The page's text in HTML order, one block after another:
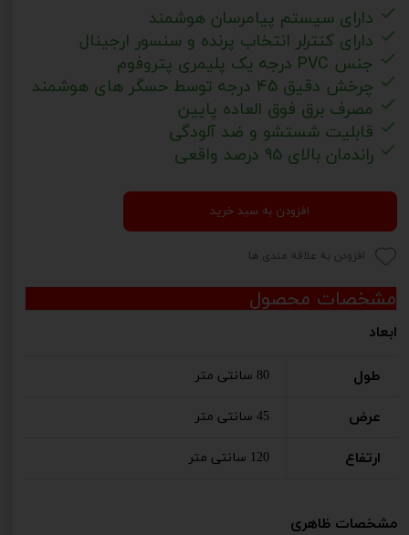
دارای سیستم پیامرسان هوشمند
دارای کنترلر انتخاب پرنده و سنسور ارجینال
جنس PVC درجه یک پلیمری پتروفوم
چرخش دقیق 45 درجه توسط حسگر های هوشمند
مصرف برق فوق العاده پایین
قابلیت شستشو و ضد آلودگی
راندمان بالای 95 درصد واقعی
افزودن به سبد خرید
افزودن به علاقه مندی ها
مشخصات محصول
ابعاد
طول 80 سانتی متر
عرض 45 سانتی متر
ارتفاع 120 سانتی متر
مشخصات ظاهری